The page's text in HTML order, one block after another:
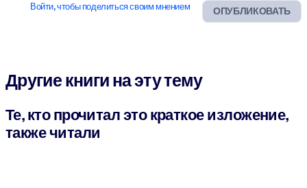
ОПУБЛИКОВАТЬ
Войти, чтобы поделиться своим мнением
Другие книги на эту тему
Те, кто прочитал это краткое изложение,
также читали